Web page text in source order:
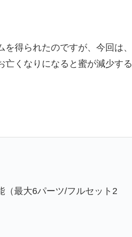
得られたのですが、今回は、
亡くなりになると蜜が減少する
（最大6パーツ/フルセット2